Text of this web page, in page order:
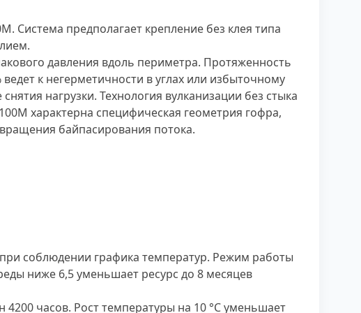
Система предполагает крепление без клея типа
давления вдоль периметра. Протяженность
к негерметичности в углах или избыточному
нагрузки. Технология вулканизации без стыка
характерна специфическая геометрия гофра,
байпасирования потока.
соблюдении графика температур. Режим работы
ниже 6,5 уменьшает ресурс до 8 месяцев
часов. Рост температуры на 10 °С уменьшает